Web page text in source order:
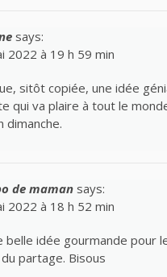
says:
2022 à 19 h 59 min
sitôt copiée, une idée
qui va plaire à tout le
dimanche.
de maman says:
2022 à 18 h 52 min
belle idée gourmande pour
partage. Bisous